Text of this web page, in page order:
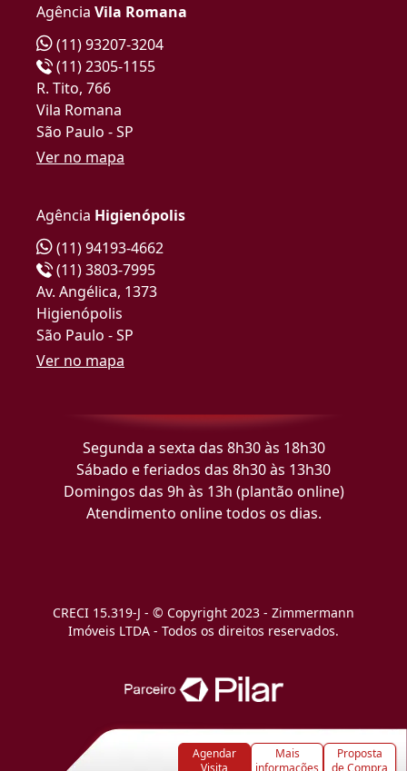
Agendar
Visita
Mais
informações
Proposta
de Compra
Agência Vila Romana
(11) 93207-3204
(11) 2305-1155
R. Tito, 766
Vila Romana
São Paulo - SP
Ver no mapa
Agência Higienópolis
(11) 94193-4662
(11) 3803-7995
Av. Angélica, 1373
Higienópolis
São Paulo - SP
Ver no mapa
Segunda a sexta das 8h30 às 18h30
Sábado e feriados das 8h30 às 13h30
Domingos das 9h às 13h (plantão online)
Atendimento online todos os dias.
CRECI 15.319-J - © Copyright 2023 - Zimmermann
Imóveis LTDA - Todos os direitos reservados.